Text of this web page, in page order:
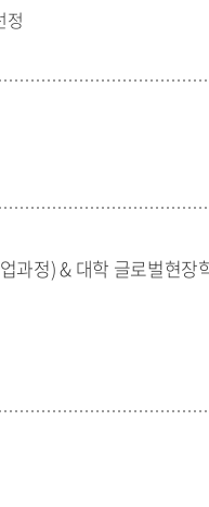
정
과정) & 대학 글로벌현장